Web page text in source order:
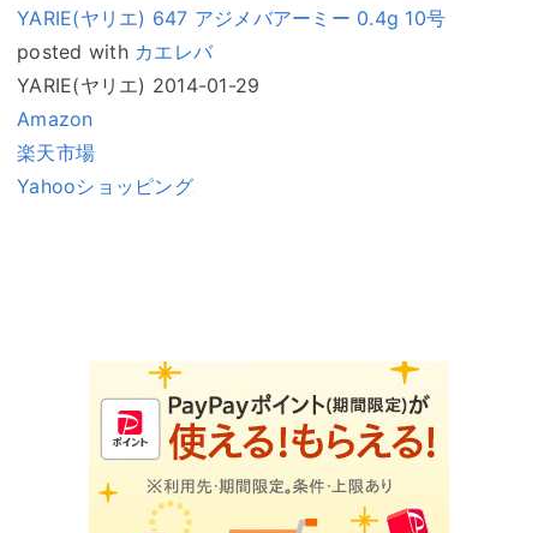
YARIE(ヤリエ) 647 アジメバアーミー 0.4g 10号
posted with カエレバ
YARIE(ヤリエ) 2014-01-29
Amazon
楽天市場
Yahooショッピング